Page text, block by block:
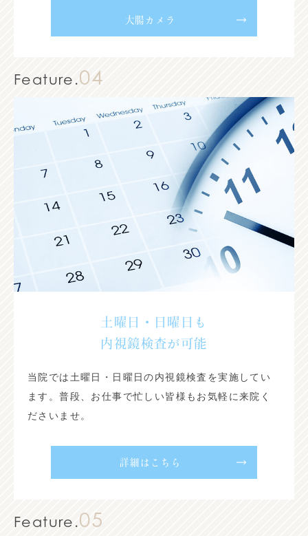
大腸カメラ
Feature.04
土曜日・日曜日も
内視鏡検査が可能
当院では土曜日・日曜日の内視鏡検査を実施してい
ます。普段、お仕事で忙しい皆様もお気軽に来院く
ださいませ。
詳細はこちら
Feature.05